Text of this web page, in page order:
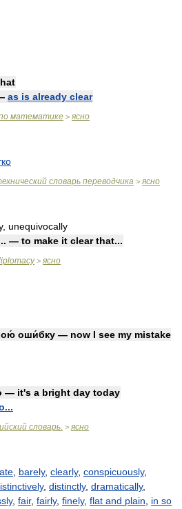
as is already clear
по математике > ясно
словарь переводчика > ясно
unequivocally
— to make it clear that...
> ясно
оши́бку — now I see my mistake
— it's a bright day today
словарь. > ясно
barely, clearly, conspicuously,
, distinctly, dramatically,
, fair, fairly, finely, flat and plain
in so